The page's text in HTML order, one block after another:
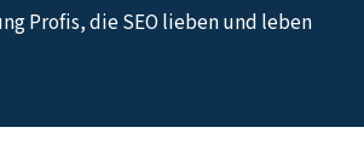
Profis, die SEO lieben und leben